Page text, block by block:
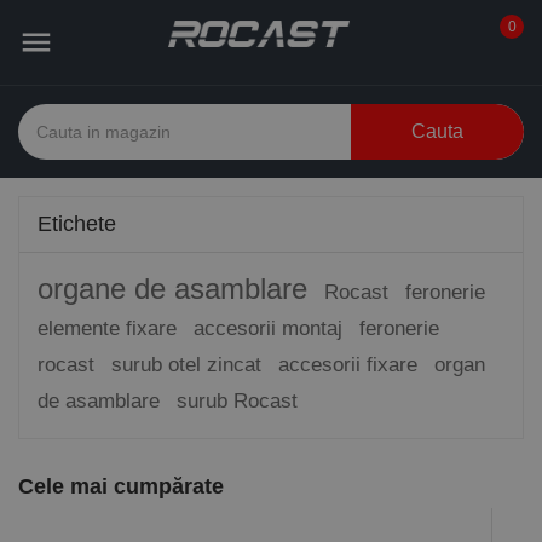
 0
Cauta
Etichete
organe de asamblare Rocast
feronerie
elemente fixare
accesorii montaj
feronerie
rocast
surub otel zincat accesorii fixare
organ
de asamblare
surub Rocast
Cele mai cumpărate